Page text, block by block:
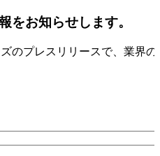
をお知らせします。
のプレスリリースで、業界